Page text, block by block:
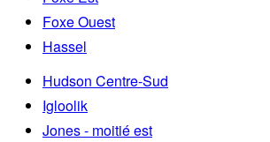
Foxe Ouest
Hassel
Hudson Centre-Sud
Igloolik
Jones - moitié est